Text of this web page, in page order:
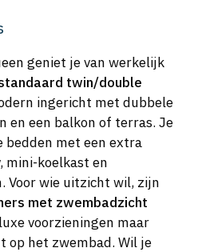
geniet je van werkelijk
twin/double
ingericht met dubbele
en een balkon of terras. Je
met een extra
mini-koelkast en
wie uitzicht wil, zijn
met zwembadzicht
voorzieningen maar
op het zwembad. Wil je